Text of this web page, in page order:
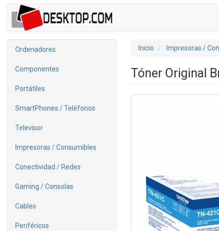
Ordenadores
Componentes
Portátiles
SmartPhones / Teléfonos
Televisor
Impresoras / Consumibles
Conectividad / Redes
Gaming / Consolas
Cables
Periféricos
Inicio Impresoras /
Tóner Original